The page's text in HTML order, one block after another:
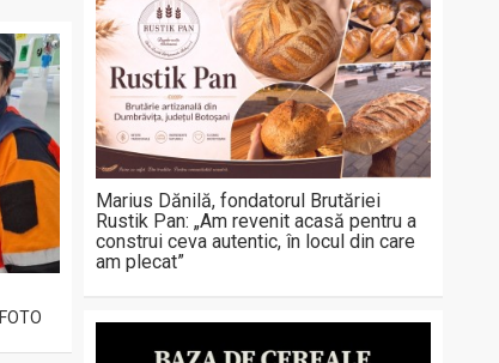
Marius Dănilă, fondatorul Brutăriei
Rustik Pan: „Am revenit acasă pentru a
construi ceva autentic, în locul din care
am plecat”